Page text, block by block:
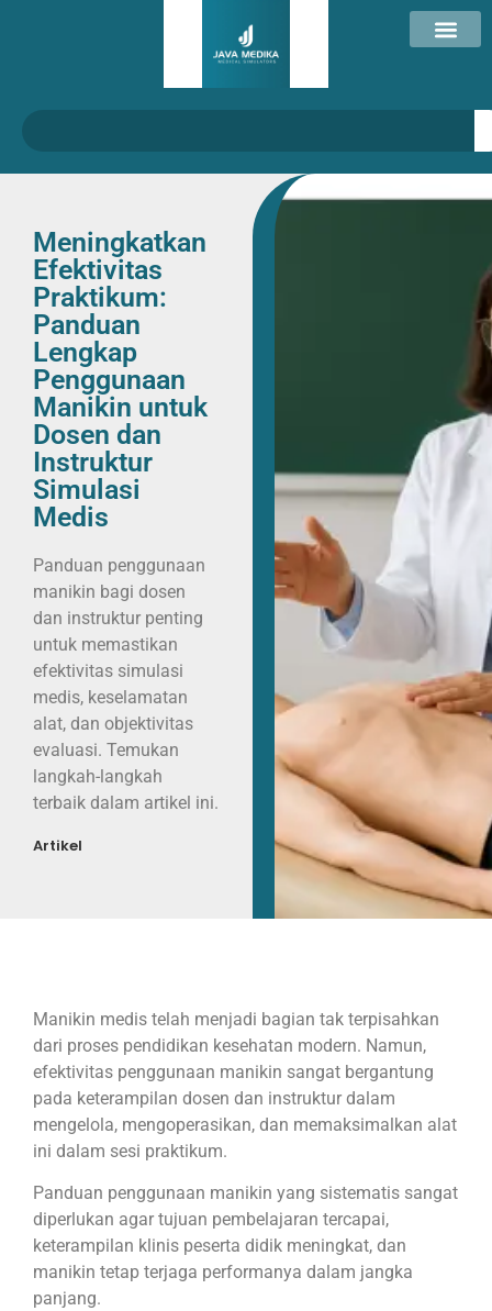
Meningkatkan
Efektivitas
Praktikum:
Panduan
Lengkap
Penggunaan
Manikin untuk
Dosen dan
Instruktur
Simulasi
Medis
Panduan penggunaan
manikin bagi dosen
dan instruktur penting
untuk memastikan
efektivitas simulasi
medis, keselamatan
alat, dan objektivitas
evaluasi. Temukan
langkah-langkah
terbaik dalam artikel ini.
Artikel
Manikin medis telah menjadi bagian tak terpisahkan
dari proses pendidikan kesehatan modern. Namun,
efektivitas penggunaan manikin sangat bergantung
pada keterampilan dosen dan instruktur dalam
mengelola, mengoperasikan, dan memaksimalkan alat
ini dalam sesi praktikum.
Panduan penggunaan manikin yang sistematis sangat
diperlukan agar tujuan pembelajaran tercapai,
keterampilan klinis peserta didik meningkat, dan
manikin tetap terjaga performanya dalam jangka
panjang.